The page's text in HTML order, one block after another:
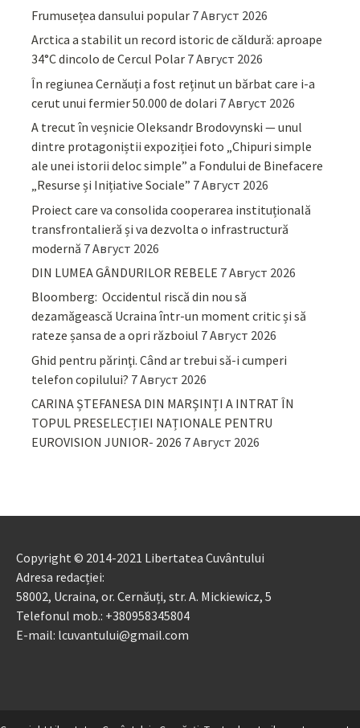
Frumusețea dansului popular 7 Август 2026
Arctica a stabilit un record istoric de căldură: aproape
34°C dincolo de Cercul Polar 7 Август 2026
În regiunea Cernăuți a fost reținut un bărbat care i-a
cerut unui fermier 50.000 de dolari 7 Август 2026
A trecut în veșnicie Oleksandr Brodovynski — unul
dintre protagoniștii expoziției foto „Chipuri simple
ale unei istorii deloc simple” a Fondului de Binefacere
„Resurse și Inițiative Sociale” 7 Август 2026
Proiect care va consolida cooperarea instituțională
transfrontalieră și va dezvolta o infrastructură
modernă 7 Август 2026
DIN LUMEA GÂNDURILOR REBELE 7 Август 2026
Bloomberg: Occidentul riscă din nou să
dezamăgească Ucraina într-un moment critic și să
rateze șansa de a opri războiul 7 Август 2026
Ghid pentru părinţi. Când ar trebui să-i cumperi
telefon copilului? 7 Август 2026
CARINA ȘTEFANESA DIN MARȘINȚI A INTRAT ÎN
TOPUL PRESELECȚIEI NAȚIONALE PENTRU
EUROVISION JUNIOR- 2026 7 Август 2026
Copyright © 2014-2021 Libertatea Cuvântului
Adresa redacției:
58002, Ucraina, or. Cernăuți, str. A. Mickiewicz, 5
Telefonul mob.: +380958345804
E-mail: lcuvantului@gmail.com